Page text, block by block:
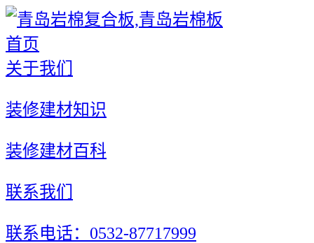
首页
关于我们
装修建材知识
装修建材百科
联系我们
联系电话：0532-87717999